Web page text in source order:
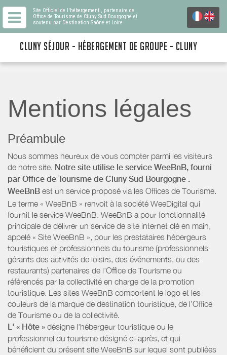
Site Officiel de l'hébergement , partenaire de
Office de Tourisme de Cluny Sud Bourgogne et
soutenu par Destination Saône et Loire
CLUNY SÉJOUR - HÉBERGEMENT DE GROUPE - CLUNY
Mentions légales
Préambule
Nous sommes heureux de vous compter parmi les visiteurs
de notre site. Notre site utilise le service WeeBnB, fourni
par Office de Tourisme de Cluny Sud Bourgogne .
WeeBnB est un service proposé via les Offices de Tourisme.
Le terme « WeeBnB » renvoit à la société WeeDigital qui
fournit le service WeeBnB. WeeBnB a pour fonctionnalité
principale de délivrer un service de site internet clé en main,
appelé « Site WeeBnB », pour les prestataires hébergeurs
touristiques et professionnels du tourisme (professionnels
gérants des activités de loisirs, des événements, ou des
restaurants) partenaires de l’Office de Tourisme ou
référencés par la collectivité en charge de la promotion
touristique. Les sites WeeBnB comportent le logo et les
couleurs de la marque de destination touristique, de l’Office
de Tourisme ou de la collectivité.
L' « Hôte » désigne l'hébergeur touristique ou le
professionnel du tourisme désigné ci-après, et qui
bénéficient du présent site WeeBnB sur lequel sont publiées